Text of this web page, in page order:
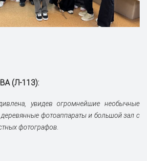
(Л-113):
увидев огромнейшие необычные
фотоаппараты и большой зал с
фотографов.